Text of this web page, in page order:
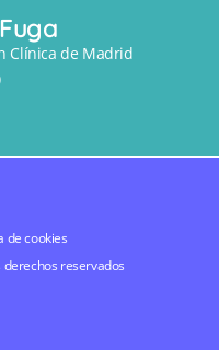
Clínica de Madrid
de cookies
reservados